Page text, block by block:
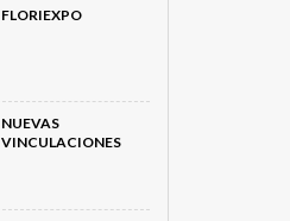
FLORIEXPO
NUEVAS
VINCULACIONES